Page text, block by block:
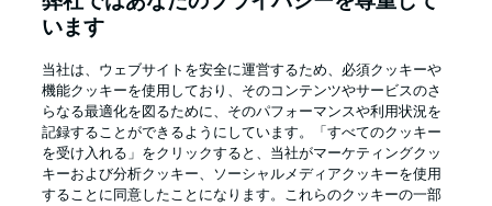
Football as it's meant to be
BUNDESLIGA APP
います
当社は、ウェブサイトを安全に運営するため、必須クッキーや
機能クッキーを使用しており、そのコンテンツやサービスのさ
らなる最適化を図るために、そのパフォーマンスや利用状況を
記録することができるようにしています。「すべてのクッキー
を受け入れる」をクリックすると、当社がマーケティングクッ
キーおよび分析クッキー、ソーシャルメディアクッキーを使用
することに同意したことになります。これらのクッキーの一部